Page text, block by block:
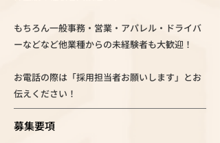
もちろん一般事務・営業・アパレル・ドライバ
ーなどなど他業種からの未経験者も大歓迎！
お電話の際は「採用担当者お願いします」とお
伝えください！
募集要項